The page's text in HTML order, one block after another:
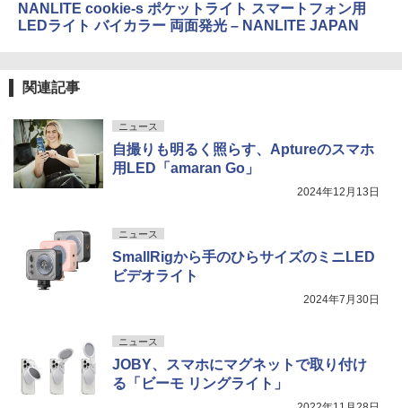
NANLITE cookie-s ポケットライト スマートフォン用
LEDライト バイカラー 両面発光 – NANLITE JAPAN
関連記事
ニュース
自撮りも明るく照らす、Aptureのスマホ
用LED「amaran Go」
2024年12月13日
ニュース
SmallRigから手のひらサイズのミニLED
ビデオライト
2024年7月30日
ニュース
JOBY、スマホにマグネットで取り付け
る「ビーモ リングライト」